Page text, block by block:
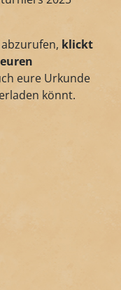
klickt
eure Urkunde
könnt.